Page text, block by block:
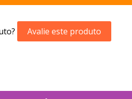
Avalie este produto